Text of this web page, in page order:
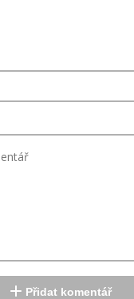
Přidat komentář